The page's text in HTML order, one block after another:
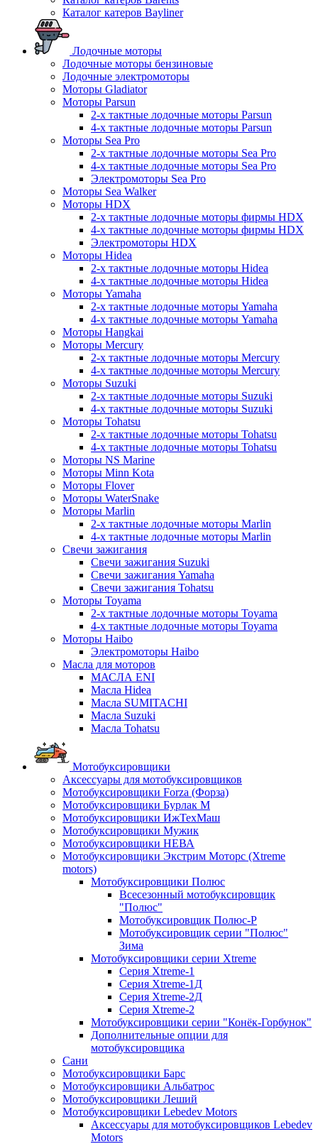
Каталог катеров Bayliner
Лодочные моторы
Лодочные моторы бензиновые
Лодочные электромоторы
Моторы Gladiator
Моторы Parsun
2-х тактные лодочные моторы Parsun
4-х тактные лодочные моторы Parsun
Моторы Sea Pro
2-х тактные лодочные моторы Sea Pro
4-х тактные лодочные моторы Sea Pro
Электромоторы Sea Pro
Моторы Sea Walker
Моторы HDX
2-х тактные лодочные моторы фирмы HDX
4-х тактные лодочные моторы фирмы HDX
Электромоторы HDX
Моторы Hidea
2-х тактные лодочные моторы Hidea
4-х тактные лодочные моторы Hidea
Моторы Yamaha
2-х тактные лодочные моторы Yamaha
4-х тактные лодочные моторы Yamaha
Моторы Hangkai
Моторы Mercury
2-х тактные лодочные моторы Mercury
4-х тактные лодочные моторы Mercury
Моторы Suzuki
2-х тактные лодочные моторы Suzuki
4-х тактные лодочные моторы Suzuki
Моторы Tohatsu
2-х тактные лодочные моторы Tohatsu
4-х тактные лодочные моторы Tohatsu
Моторы NS Marine
Моторы Minn Kota
Моторы Flover
Моторы WaterSnake
Моторы Marlin
2-х тактные лодочные моторы Marlin
4-х тактные лодочные моторы Marlin
Свечи зажигания
Свечи зажигания Suzuki
Свечи зажигания Yamaha
Свечи зажигания Tohatsu
Моторы Toyama
2-х тактные лодочные моторы Toyama
4-х тактные лодочные моторы Toyama
Моторы Haibo
Электромоторы Haibo
Масла для моторов
МАСЛА ENI
Масла Hidea
Масла SUMITACHI
Масла Suzuki
Масла Tohatsu
Мотобуксировщики
Аксессуары для мотобуксировщиков
Мотобуксировщики Forza (Форза)
Мотобуксировщики Бурлак М
Мотобуксировщики ИжТехМаш
Мотобуксировщики Мужик
Мотобуксировщики НЕВА
Мотобуксировщики Экстрим Моторс (Xtreme
motors)
Мотобуксировщики Полюс
Всесезонный мотобуксировщик
"Полюс"
Мотобуксировщик Полюс-Р
Мотобуксировщик серии "Полюс"
Зима
Мотобуксировщики серии Xtreme
Серия Xtreme-1
Серия Xtreme-1Д
Серия Xtreme-2Д
Серия Xtreme-2
Мотобуксировщики серии "Конёк-Горбунок"
Дополнительные опции для
мотобуксировщика
Сани
Мотобуксировщики Барс
Мотобуксировщики Альбатрос
Мотобуксировщики Леший
Мотобуксировщики Lebedev Motors
Аксессуары для мотобуксировщиков Lebedev
Motors